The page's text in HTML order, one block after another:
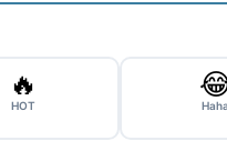
🔥
HOT Haha